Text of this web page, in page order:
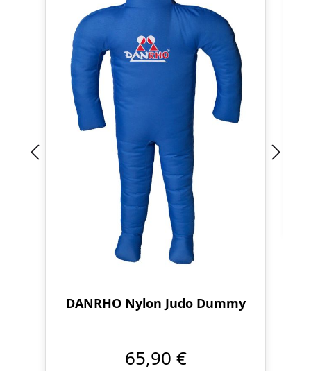
DANRHO Nylon Judo Dummy
65,90 €